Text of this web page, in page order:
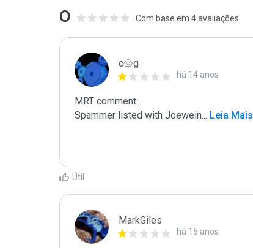
0 Com base em 4 avaliações
c۞g
há 14 anos
MRT comment:
Spammer listed with Joewein ... Leia Mais
Útil
MarkGiles
há 15 anos